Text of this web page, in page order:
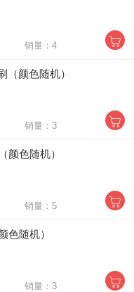
销量：4
（颜色随机）
销量：3
颜色随机）
销量：5
色随机）
销量：3